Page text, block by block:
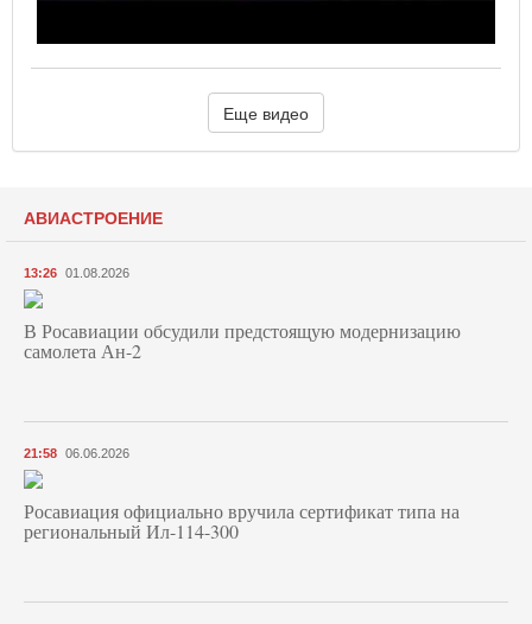
Еще видео
АВИАСТРОЕНИЕ
13:26 01.08.2026
В Росавиации обсудили предстоящую модернизацию
самолета Ан-2
21:58 06.06.2026
Росавиация официально вручила сертификат типа на
региональный Ил-114-300